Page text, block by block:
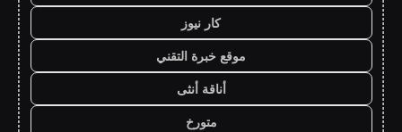
كار نيوز
موقع خبرة التقني
أناقة أنثى
متورخ